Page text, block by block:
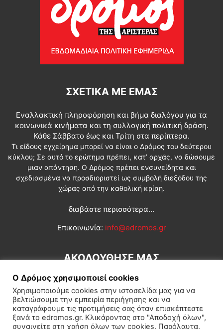
ΣΧΕΤΙΚΆ ΜΕ ΕΜΆΣ
Εναλλακτική πληροφόρηση και βήμα διαλόγου για τα
κοινωνικά κινήματα και τη συλλογική πολιτική δράση.
Κάθε Σάββατο έως και Τρίτη στα περίπτερα.
Τι είδους εγχείρημα μπορεί να είναι ο Δρόμος του δεύτερου
κύκλου; Σε αυτό το ερώτημα πρέπει, κατ’ αρχάς, να δώσουμε
μιαν απάντηση. Ο Δρόμος πρέπει ενσυνείδητα και
σχεδιασμένα να προσδιοριστεί ως συμβολή διεξόδου της
χώρας από την καθολική κρίση.
διαβάστε περισσότερα...
Επικοινωνία: info@edromos.gr
ΑΚΟΛΟΥΘΗΣΕ ΜΑΣ
Ο Δρόμος χρησιμοποιεί cookies
Χρησιμοποιούμε cookies στην ιστοσελίδα μας για να
βελτιώσουμε την εμπειρία περιήγησης και να
καταγράφουμε τις προτιμήσεις σας όταν επισκέπτεστε
ξανά το edromos.gr. Κλικάροντας στο "Αποδοχή όλων",
συναινείτε στη χρήση όλων των cookies. Παρόλαυτα,